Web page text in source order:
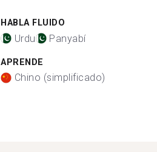
HABLA FLUIDO
Urdu Panyabí
APRENDE
Chino (simplificado)